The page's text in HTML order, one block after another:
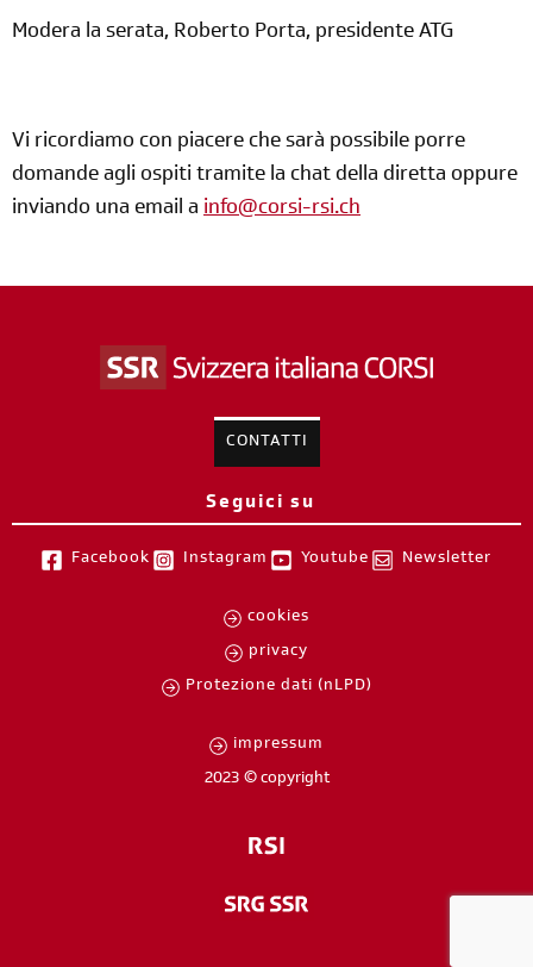
Modera la serata, Roberto Porta, presidente ATG
Vi ricordiamo con piacere che sarà possibile porre
domande agli ospiti tramite la chat della diretta oppure
inviando una email a info@corsi-rsi.ch
CONTATTI
Seguici su
Facebook Instagram Youtube Newsletter
cookies
privacy
Protezione dati (nLPD)
impressum
2023 © copyright